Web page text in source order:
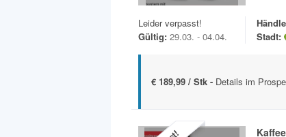
Leider verpasst!
Gültig: 29.03. - 04.04.
Stadt:
€ 189,99 / Stk - Details im